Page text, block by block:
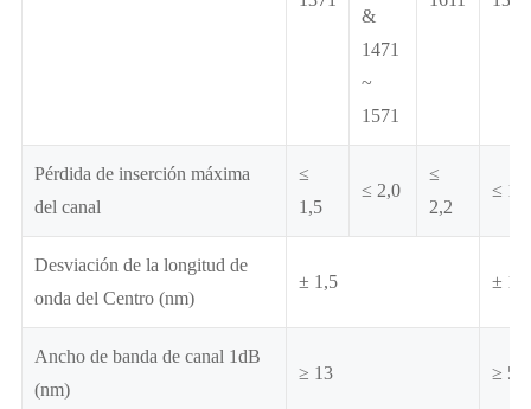
&
1471
~
1571
Pérdida de inserción máxima
del canal
≤
1,5
≤ 2,0
≤
2,2
≤ 1,5
Desviación de la longitud de
onda del Centro (nm)
± 1,5 ± 1,0
Ancho de banda de canal 1dB
(nm)
≥ 13 ≥ 5